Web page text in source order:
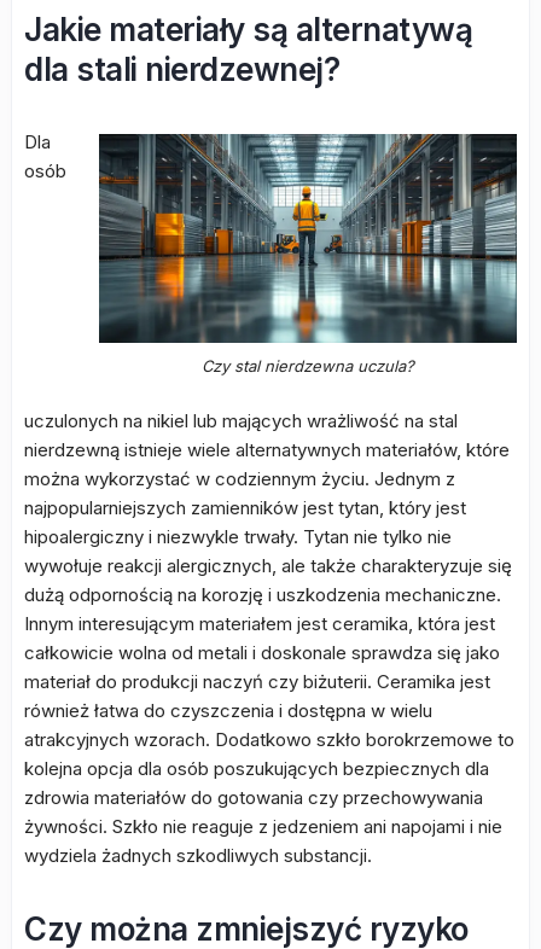
Jakie materiały są alternatywą
dla stali nierdzewnej?
Czy stal nierdzewna uczula?
Dla
osób
uczulonych na nikiel lub mających wrażliwość na stal
nierdzewną istnieje wiele alternatywnych materiałów, które
można wykorzystać w codziennym życiu. Jednym z
najpopularniejszych zamienników jest tytan, który jest
hipoalergiczny i niezwykle trwały. Tytan nie tylko nie
wywołuje reakcji alergicznych, ale także charakteryzuje się
dużą odpornością na korozję i uszkodzenia mechaniczne.
Innym interesującym materiałem jest ceramika, która jest
całkowicie wolna od metali i doskonale sprawdza się jako
materiał do produkcji naczyń czy biżuterii. Ceramika jest
również łatwa do czyszczenia i dostępna w wielu
atrakcyjnych wzorach. Dodatkowo szkło borokrzemowe to
kolejna opcja dla osób poszukujących bezpiecznych dla
zdrowia materiałów do gotowania czy przechowywania
żywności. Szkło nie reaguje z jedzeniem ani napojami i nie
wydziela żadnych szkodliwych substancji.
Czy można zmniejszyć ryzyko